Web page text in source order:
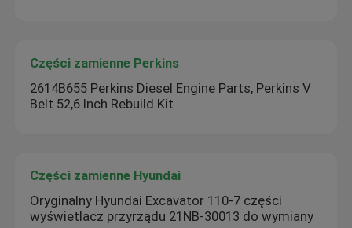
Części zamienne Perkins
2614B655 Perkins Diesel Engine Parts, Perkins V
Belt 52,6 Inch Rebuild Kit
Części zamienne Hyundai
Oryginalny Hyundai Excavator 110-7 części
wyświetlacz przyrządu 21NB-30013 do wymiany